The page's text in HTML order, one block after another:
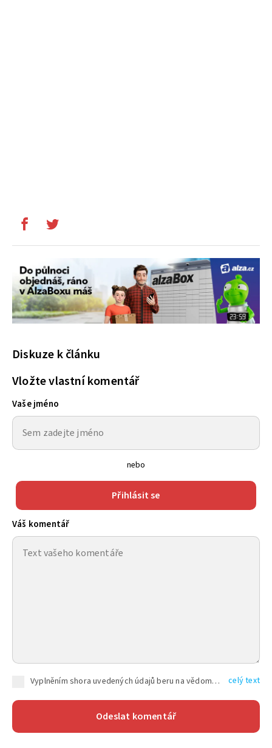
Diskuze k článku
Vložte vlastní komentář
Vaše jméno
nebo
Přihlásit se
Váš komentář
Vyplněním shora uvedených údajů beru na vědomí, že společnost TEXT FACTORY s.r.o., sídlem Brno, Durďákova 336/29, Černá Pole, PSČ: 613 00, IČ: 06157831, zapsané u Krajského soudu v Brně, oddíl C, vložka 100399, bude zpracovávat mé osobní údaje uvedené v rámci mnou vyplněného registračního formuláře na základě oprávněných zájmů TEXT FACTORY s.r.o. dle čl. 6 odst. 1 písm. f) GDPR a pro splnění právních povinností (čl. 6 odst. 1 písm. c) GDPR), a to pro tyto účely: nezbytnost zajistit oprávnění návštěvníka webových stránek provozovaných společností TEXT FACTORY s.r.o. přispívat aktivně ke zveřejněným článkům nebo v rámci diskusních fór a výkon práv TEXT FACTORY s.r.o. jako administrátora těchto diskusních fór. Více informací o zpracování osobních údajů a právech lze nalézt v celý text